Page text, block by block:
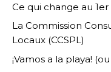
Ce qui change au 1er
La Commission
Locaux (CCSPL)
¡Vamos a la playa!